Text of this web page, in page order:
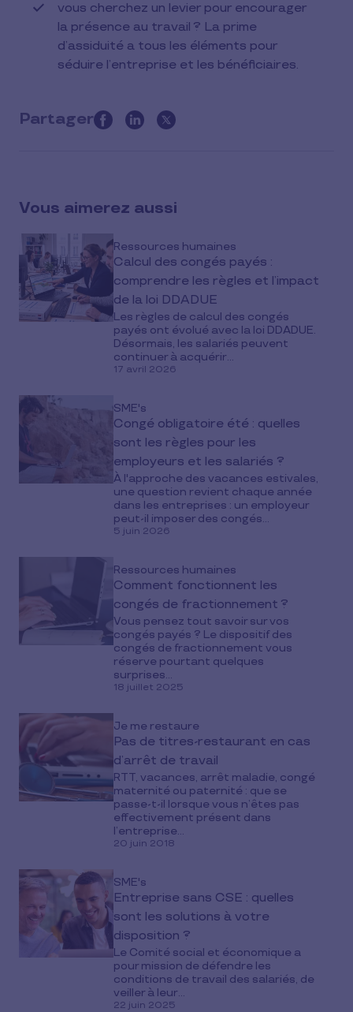
vous cherchez un levier pour encourager
la présence au travail ? La prime
d’assiduité a tous les éléments pour
séduire l’entreprise et les bénéficiaires.
Partager
this
media
Vous aimerez aussi
Ressources humaines
Calcul des congés payés :
comprendre les règles et l’impact
de la loi DDADUE
Les règles de calcul des congés
payés ont évolué avec la loi DDADUE.
Désormais, les salariés peuvent
continuer à acquérir...
17 avril 2026
SME's
Congé obligatoire été : quelles
sont les règles pour les
employeurs et les salariés ?
À l'approche des vacances estivales,
une question revient chaque année
dans les entreprises : un employeur
peut-il imposer des congés...
5 juin 2026
Ressources humaines
Comment fonctionnent les
congés de fractionnement ?
Vous pensez tout savoir sur vos
congés payés ? Le dispositif des
congés de fractionnement vous
réserve pourtant quelques
surprises...
18 juillet 2025
Je me restaure
Pas de titres-restaurant en cas
d’arrêt de travail
RTT, vacances, arrêt maladie, congé
maternité ou paternité : que se
passe-t-il lorsque vous n’êtes pas
effectivement présent dans
l’entreprise...
20 juin 2018
SME's
Entreprise sans CSE : quelles
sont les solutions à votre
disposition ?
Le Comité social et économique a
pour mission de défendre les
conditions de travail des salariés, de
veiller à leur...
22 juin 2025